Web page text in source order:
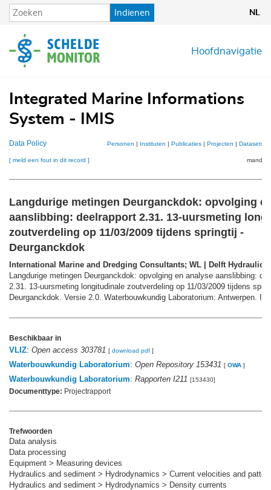
Overslaan
en
de
inhoud
Indienen NL
Hoofdnavigatie
Integrated Marine Informations
System - IMIS
Data Policy Personen | Instituten | Publicaties| Projecten | Datasets
[ meld een fout in dit record ] mandje
Langdurige metingen Deurganckdok: opvolging
aanslibbing: deelrapport 2.31. 13-uursmeting
zoutverdeling op 11/03/2009 tijdens springtij -
Deurganckdok
International Marine and Dredging Consultants; WL | Delft Hydraulics
Langdurige metingen Deurganckdok: opvolging en analyse aanslibbing:
2.31. 13-uursmeting longitudinale zoutverdeling op 11/03/2009 tijdens
Deurganckdok. Versie 2.0. Waterbouwkundig Laboratorium: Antwerpen.
Beschikbaar in
VLIZ: Open access 303781 [ download pdf ]
Waterbouwkundig Laboratorium: Open Repository 153431 [ OWA ]
Waterbouwkundig Laboratorium: Rapporten I211 [153430]
Documenttype: Projectrapport
Trefwoorden
Data analysis
Data processing
Equipment > Measuring devices
Hydraulics and sediment > Hydrodynamics > Current velocities and
Hydraulics and sediment > Hydrodynamics > Density currents